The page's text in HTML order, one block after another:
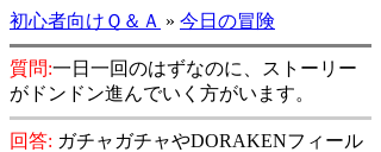
初心者向けＱ＆Ａ » 今日の冒険
質問:一日一回のはずなのに、ストーリー
がドンドン進んでいく方がいます。
回答: ガチャガチャやDORAKENフィール